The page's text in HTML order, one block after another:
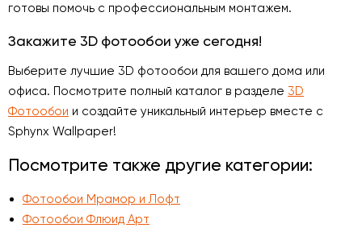
готовы помочь с профессиональным монтажем.
Закажите 3D фотообои уже сегодня!
Выберите лучшие 3D фотообои для вашего дома или
офиса. Посмотрите полный каталог в разделе 3D
Фотообои и создайте уникальный интерьер вместе с
Sphynx Wallpaper!
Посмотрите также другие категории:
Фотообои Мрамор и Лофт
Фотообои Флюид Арт